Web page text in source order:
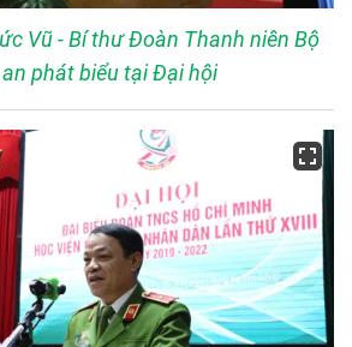
Vũ - Bí thư Đoàn Thanh niên Bộ
an phát biểu tại Đại hội